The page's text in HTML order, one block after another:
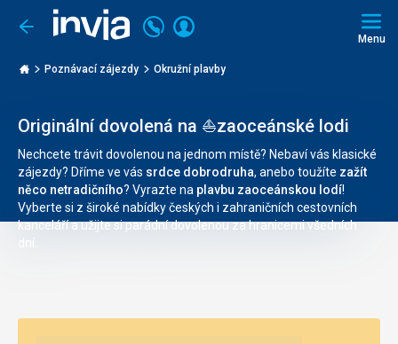
Jít
zpět
Volejte
226
290
Přihlásit
Menu
Poznávací zájezdy Okružní plavby
Originální dovolená na ⛵zaoceánské lodi
Nechcete trávit dovolenou na jednom místě? Nebaví vás klasické
zájezdy? Dříme ve vás srdce dobrodruha, anebo toužíte zažít
něco netradičního? Vyrazte na plavbu zaoceánskou lodí!
Vyberte si z široké nabídky českých i zahraničních cestovních
kanceláří a užijte si parádní dovolenou za hranicemivšedních